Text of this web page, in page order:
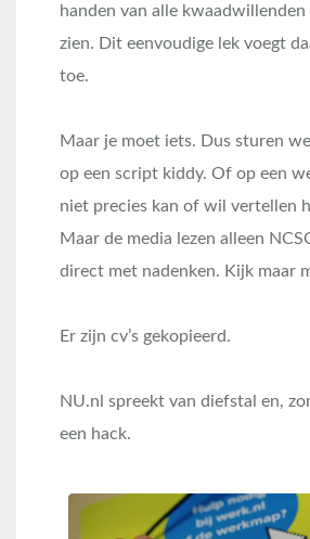
handen van alle
zien. Dit eenvoudige lek voegt
toe.
Maar je moet iets. Dus sturen
op een script kiddy. Of op een
niet precies kan of wil vertellen
Maar de media lezen alleen
direct met nadenken. Kijk maar
Er zijn cv’s gekopieerd.
NU.nl spreekt van diefstal en,
een hack.